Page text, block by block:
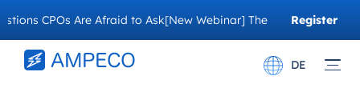
Are Afraid to Ask [New Webinar] The Migration Questions
Register
Now
DE